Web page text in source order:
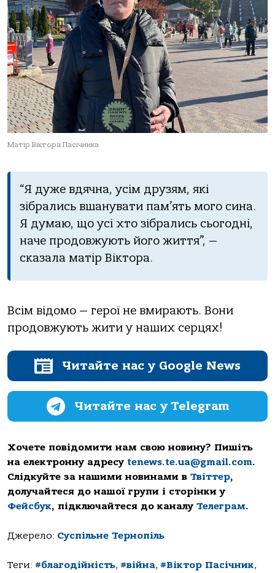
Матір Віктора Пасічника
“Я дуже вдячна, усім друзям, які
зібрались вшанувати пам’ять мого сина.
Я думаю, що усі хто зібрались сьогодні,
наче продовжують його життя”, —
сказала матір Віктора.
Всім відомо — герої не вмирають. Вони
продовжують жити у наших серцях!
Читайте нас у Google News
Читайте нас у Telegram
Хочете повідомити нам свою новину? Пишіть
на електронну адресу tenews.te.ua@gmail.com.
Слідкуйте за нашими новинами в Твіттер,
долучайтеся до нашої групи і сторінки у
Фейсбук, підключайтеся до каналу Телеграм.
Джерело: Суспільне Тернопіль
Теги: #благодійність, #війна, #Віктор Пасічник,